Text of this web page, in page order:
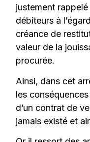
justement
débiteurs à
créance de
valeur de la
procurée.
Ainsi, dans cet
les
d’un contrat de
jamais existé et